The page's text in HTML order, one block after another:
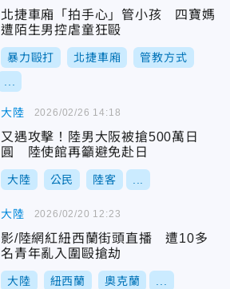
北捷車廂「拍手心」管小孩 四寶媽
遭陌生男控虐童狂毆
暴力毆打 北捷車廂 管教方式
大陸
又遇攻擊！陸男大阪被搶500萬日
圓 陸使館再籲避免赴日
大陸 公民 陸客
2026/02/26 14:18
大陸
影/陸網紅紐西蘭街頭直播 遭10多
名青年亂入圍毆搶劫
大陸 紐西蘭 奧克蘭
2026/02/20 12:23